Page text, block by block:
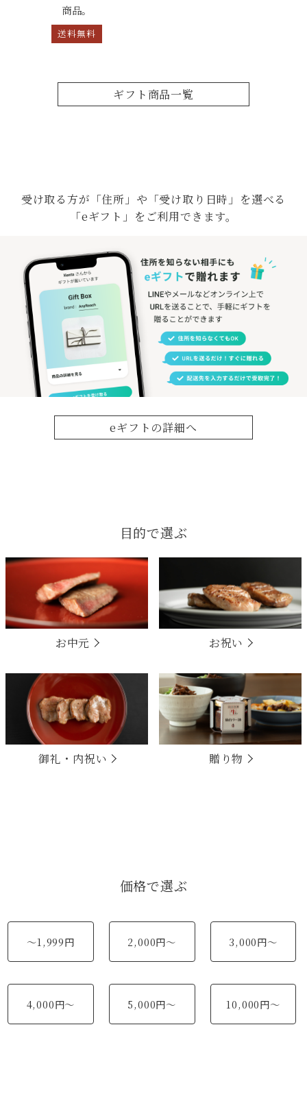
商品。
送料無料
ギフト商品一覧
受け取る方が「住所」や「受け取り日時」を選べる
「eギフト」をご利用できます。
eギフトの詳細へ
目的で選ぶ
お中元 お祝い
御礼・内祝い 贈り物
価格で選ぶ
～1,999円 2,000円～ 3,000円～
4,000円～ 5,000円～ 10,000円～